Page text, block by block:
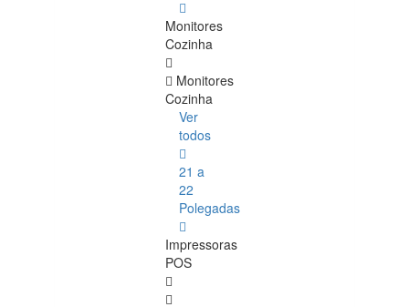
Monitores
Cozinha
Monitores
Cozinha
Ver
todos
21 a
22
Polegadas
Impressoras
POS